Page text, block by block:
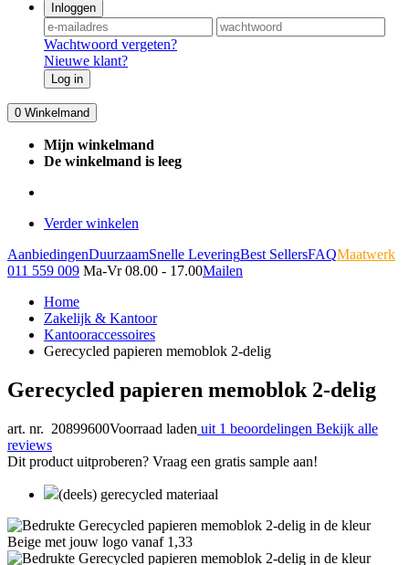
Inloggen
Wachtwoord vergeten?
Nieuwe klant?
Log in
0 Winkelmand
Mijn winkelmand
De winkelmand is leeg
Verder winkelen
AanbiedingenDuurzaamSnelle LeveringBest SellersFAQMaatwerk
011 559 009 Ma-Vr 08.00 - 17.00Mailen
Home
Zakelijk & Kantoor
Kantooraccessoires
Gerecycled papieren memoblok 2-delig
Gerecycled papieren memoblok 2-delig
art. nr. 20899600Voorraad laden uit 1 beoordelingen Bekijk alle
reviews
Dit product uitproberen? Vraag een gratis sample aan!
(deels) gerecycled materiaal